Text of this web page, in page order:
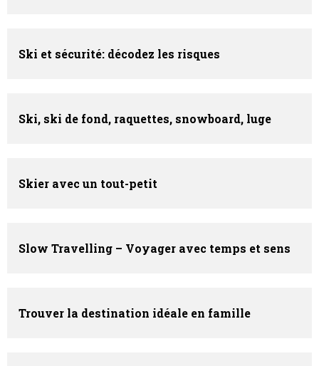
Ski et sécurité: décodez les risques
Ski, ski de fond, raquettes, snowboard, luge
Skier avec un tout-petit
Slow Travelling – Voyager avec temps et sens
Trouver la destination idéale en famille